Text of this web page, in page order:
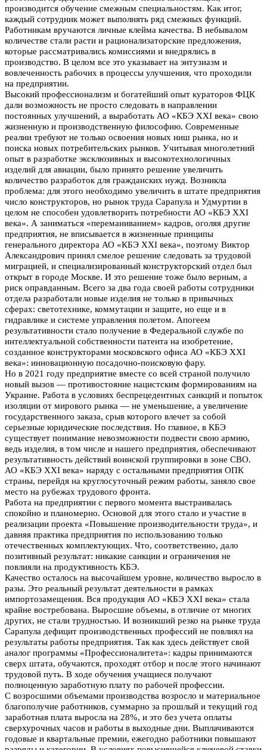
производится обучение смежным специальностям. Как итог,
каждый сотрудник может выполнять ряд смежных функций.
Работникам вручаются личные клейма качества. В небывалом
количестве стали расти и рационализаторские предложения,
которые рассматривались комиссиями и внедрялись в
производство. В целом все это указывает на энтузиазм и
вовлеченность рабочих в процессы улучшения, что проходили
на предприятии.
Высокий профессионализм и богатейший опыт кураторов ФЦК
дали возможность не просто следовать в направлении
постоянных улучшений, а выработать АО «КБЭ XXI века» свою
жизненную и производственную философию. Современные
реалии требуют не только освоения новых ниш рынка, но и
поиска новых потребительских рынков. Учитывая многолетний
опыт в разработке эксклюзивных и высокотехнологичных
изделий для авиации, было принято решение увеличить
количество разработок для гражданских нужд. Возникла
проблема: для этого необходимо увеличить в штате предприятия
число конструкторов, но рынок труда Сарапула и Удмуртии в
целом не способен удовлетворить потребности АО «КБЭ XXI
века». А заниматься «переманиванием» кадров, оголяя другие
предприятия, не вписывается в жизненные принципы
генерального директора АО «КБЭ XXI века», поэтому Виктор
Александрович принял смелое решение следовать за трудовой
миграцией, и специализированный конструкторский отдел был
открыт в городе Москве. И это решение тоже было верным, а
риск оправданным. Всего за два года своей работы сотрудники
отдела разработали новые изделия не только в привычных
сферах: светотехнике, коммутации и защите, но еще и в
гидравлике и системе управления полетом. Апогеем
результативности стало получение в Федеральной службе по
интеллектуальной собственности патента на изобретение,
созданное конструкторами московского офиса АО «КБЭ XXI
века»: инновационную посадочно-поисковую фару.
Но в 2021 году предприятие вместе со всей страной получило
новый вызов — противостояние нацистским формированиям на
Украине. Работа в условиях беспрецедентных санкций и попыток
изоляции от мирового рынка — не уменьшение, а увеличение
государственного заказа, срыв которого влечет за собой
серьезные юридические последствия. Но главное, в КБЭ
существует понимание невозможности подвести свою армию,
ведь изделия, в том числе и нашего предприятия, обеспечивают
результативность действий воинской группировки в зоне СВО.
АО «КБЭ XXI века» наряду с остальными предприятия ОПК
страны, перейдя на круглосуточный режим работы, заняло свое
место на рубежах трудового фронта.
Работа на предприятии с первого момента выстраивалась
спокойно и планомерно. Основой для этого стало и участие в
реализации проекта «Повышение производительности труда», и
давняя практика предприятия по использованию только
отечественных комплектующих. Что, соответственно, дало
позитивный результат: никакие санкции и ограничения не
повлияли на продуктивность КБЭ.
Качество осталось на высочайшем уровне, количество выросло в
разы. Это реальный результат деятельности в рамках
импортозамещения. Вся продукция АО «КБЭ XXI века» стала
крайне востребована. Выросшие объемы, в отличие от многих
других, не стали трудностью. И возникший резко на рынке труда
Сарапула дефицит производственных профессий не повлиял на
результаты работы предприятия. Так как здесь действует свой
аналог программы «Профессионалитета»: кадры принимаются
сверх штата, обучаются, проходят отбор и после этого начинают
трудовой путь. В ходе обучения учащиеся получают
полноценную заработную плату по рабочей профессии.
С возросшими объемами производства возросло и материальное
благополучие работников, суммарно за прошлый и текущий год
заработная плата выросла на 28%, и это без учета оплаты
сверхурочных часов и работы в выходные дни. Выплачиваются
годовые и квартальные премии, ежегодно работники повышают